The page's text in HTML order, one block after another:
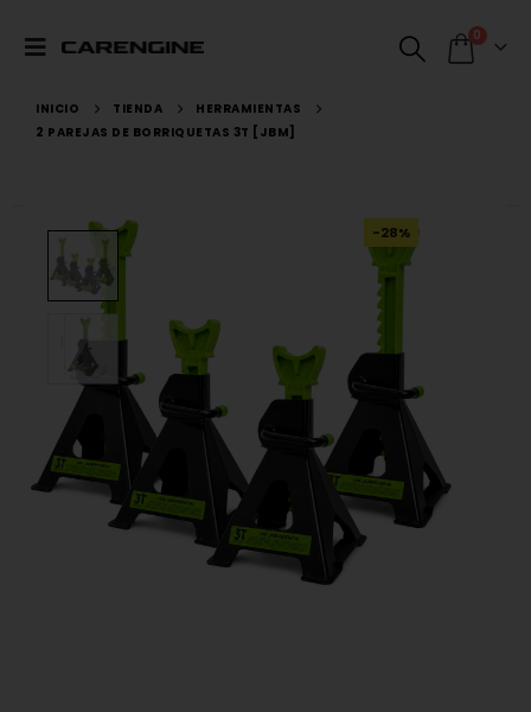
0
INICIO TIENDA
HERRAMIENTAS
2 PAREJAS DE BORRIQUETAS 3T [JBM]
-28%